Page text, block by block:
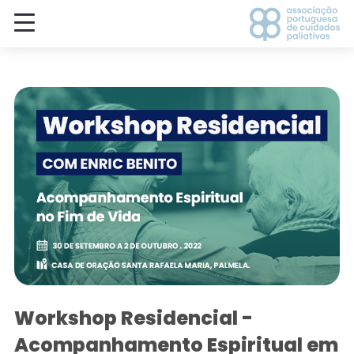
Workshop Residencial -
Acompanhamento Espiritual em